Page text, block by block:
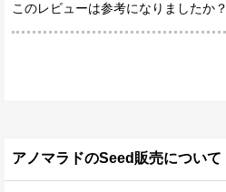
このレビューは参考になりましたか？
アノマラドのSeed販売について